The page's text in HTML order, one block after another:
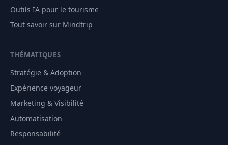
Outils IA pour le tourisme
Tout savoir sur Mindtrip
THÉMATIQUES
Stratégie & Adoption
Expérience voyageur
Marketing & Visibilité
Automatisation
Responsabilité